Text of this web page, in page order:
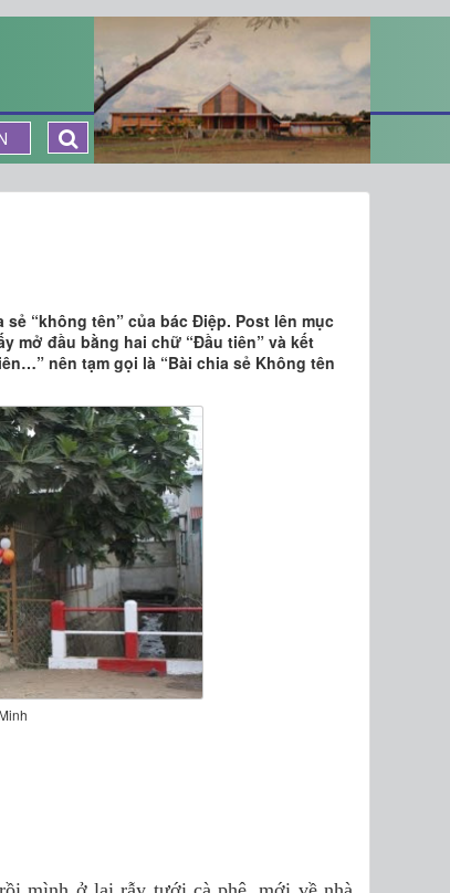
“không tên” của bác Điệp. Post lên mục
mở đầu bằng hai chữ “Đầu tiên” và kết
nên tạm gọi là “Bài chia sẻ Không tên